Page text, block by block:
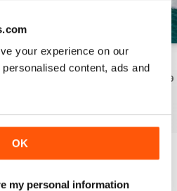
your experience on our
content, ads and
OK
my personal information
€3,49